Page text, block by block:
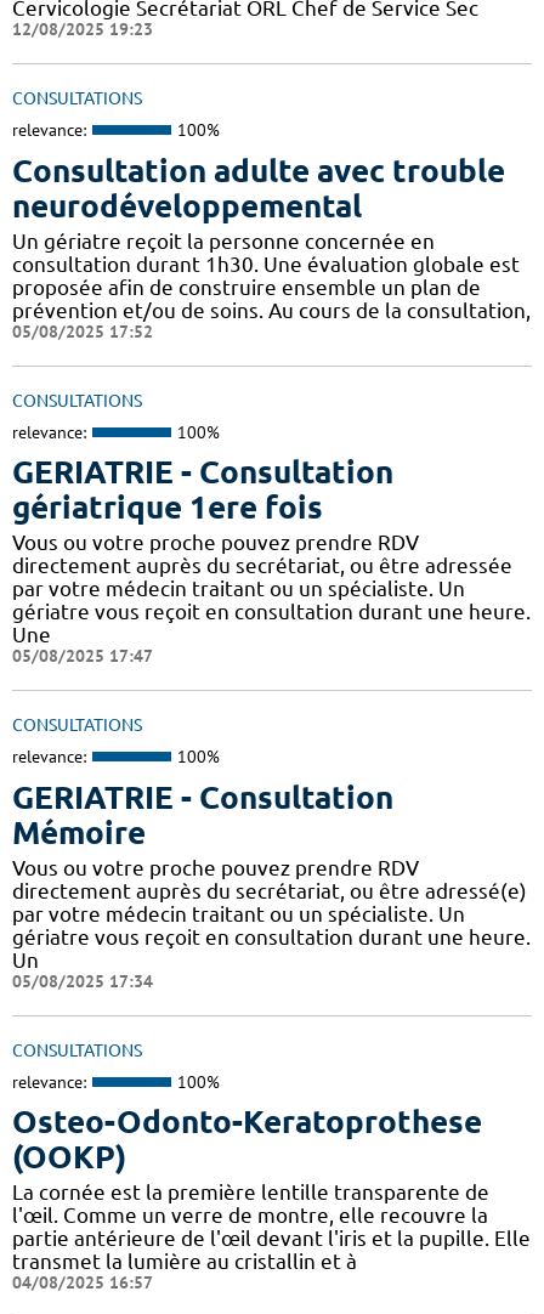
Cervicologie Secrétariat ORL Chef de Service Sec
12/08/2025 19:23
CONSULTATIONS
relevance: 100%
Consultation adulte avec trouble
neurodéveloppemental
Un gériatre reçoit la personne concernée en
consultation durant 1h30. Une évaluation globale est
proposée afin de construire ensemble un plan de
prévention et/ou de soins. Au cours de la consultation,
05/08/2025 17:52
CONSULTATIONS
relevance: 100%
GERIATRIE - Consultation
gériatrique 1ere fois
Vous ou votre proche pouvez prendre RDV
directement auprès du secrétariat, ou être adressée
par votre médecin traitant ou un spécialiste. Un
gériatre vous reçoit en consultation durant une heure.
Une
05/08/2025 17:47
CONSULTATIONS
relevance: 100%
GERIATRIE - Consultation
Mémoire
Vous ou votre proche pouvez prendre RDV
directement auprès du secrétariat, ou être adressé(e)
par votre médecin traitant ou un spécialiste. Un
gériatre vous reçoit en consultation durant une heure.
Un
05/08/2025 17:34
CONSULTATIONS
relevance: 100%
Osteo-Odonto-Keratoprothese
(OOKP)
La cornée est la première lentille transparente de
l'œil. Comme un verre de montre, elle recouvre la
partie antérieure de l'œil devant l'iris et la pupille. Elle
transmet la lumière au cristallin et à
04/08/2025 16:57